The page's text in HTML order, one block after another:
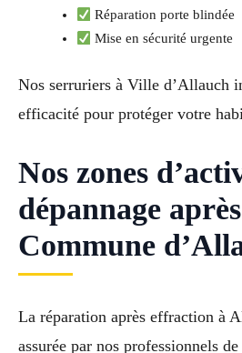
Réparation porte blindée
Mise en sécurité urgente
Nos serruriers à Ville d’Allauch
efficacité pour protéger votre
Nos zones
dépannage
Commune
La réparation après effraction à
assurée par nos professionnels